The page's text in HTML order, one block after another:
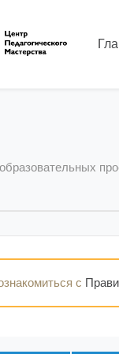
с